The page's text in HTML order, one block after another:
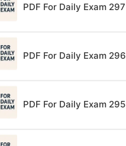
PDF For Daily Exam 297
PDF For Daily Exam 296
PDF For Daily Exam 295